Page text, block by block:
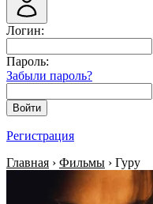
Логин:
Пароль:
Забыли пароль?
Войти
Регистрация
Главная › Фильмы › Гуру